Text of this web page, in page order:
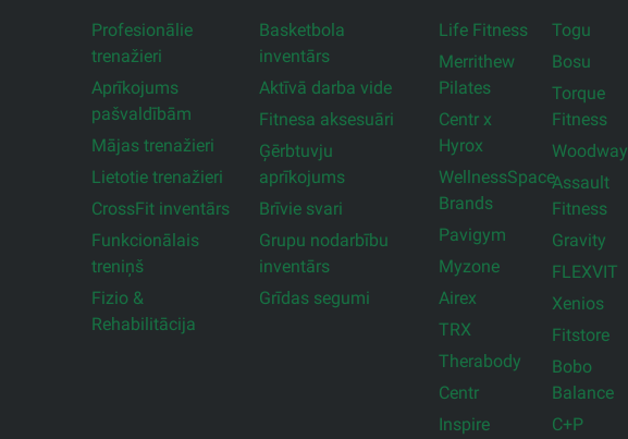
Profesionālie
trenažieri
Aprīkojums
pašvaldībām
Mājas trenažieri
Lietotie trenažieri
CrossFit inventārs
Funkcionālais
treniņš
Fizio &
Rehabilitācija
Basketbola
inventārs
Aktīvā darba vide
Fitnesa aksesuāri
Ģērbtuvju
aprīkojums
Brīvie svari
Grupu nodarbību
inventārs
Grīdas segumi
Life Fitness
Merrithew
Pilates
Centr x
Hyrox
WellnessSpace
Brands
Pavigym
Myzone
Airex
TRX
Therabody
Centr
Inspire
Togu
Bosu
Torque
Fitness
Woodway
Assault
Fitness
Gravity
FLEXVIT
Xenios
Fitstore
Bobo
Balance
C+P